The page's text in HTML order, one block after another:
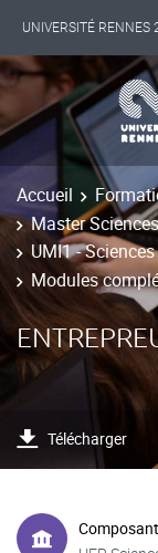
UNIVERSITÉ RENNES
INTERNATIONAL
LES NOUVELLES DE
Accueil
Master
UMI1 -
Modules
Télécharger